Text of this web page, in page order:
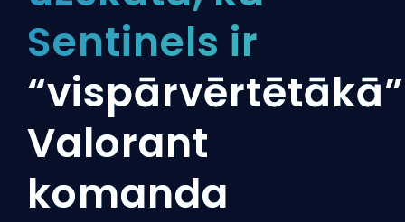
Sentinels ir
“vispārvērtētākā”
Valorant
komanda